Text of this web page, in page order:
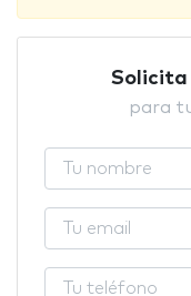
Solicita
para